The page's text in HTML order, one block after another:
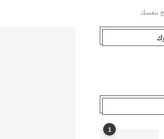
بنفسك
1